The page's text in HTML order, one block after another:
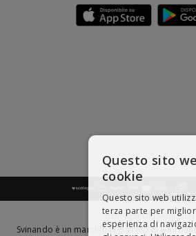
BEVI
Svinando è un marchio registrato di Giordano
Questo sito
cookie
Questo sito web
terza parte per
esperienza di